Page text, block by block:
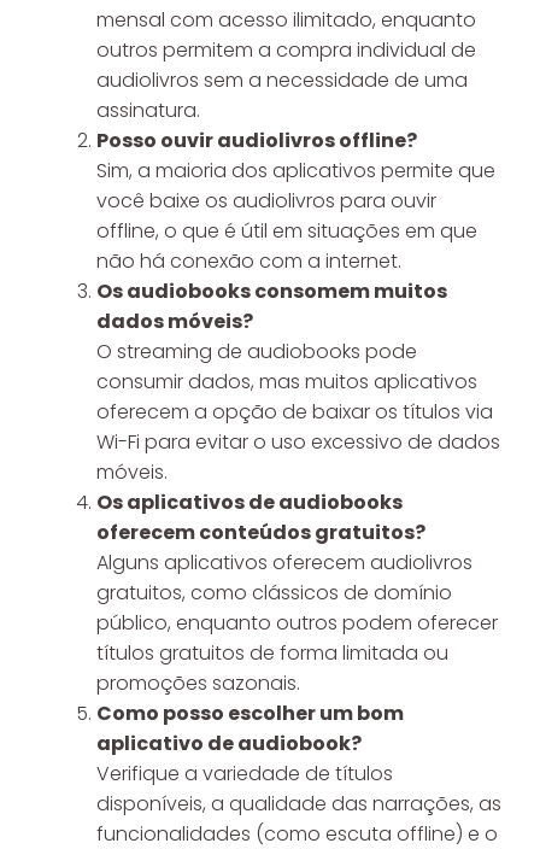
mensal com acesso ilimitado, enquanto
outros permitem a compra individual de
audiolivros sem a necessidade de uma
assinatura.
Posso ouvir audiolivros offline?
Sim, a maioria dos aplicativos permite que
você baixe os audiolivros para ouvir
offline, o que é útil em situações em que
não há conexão com a internet.
Os audiobooks consomem muitos
dados móveis?
O streaming de audiobooks pode
consumir dados, mas muitos aplicativos
oferecem a opção de baixar os títulos via
Wi-Fi para evitar o uso excessivo de dados
móveis.
Os aplicativos de audiobooks
oferecem conteúdos gratuitos?
Alguns aplicativos oferecem audiolivros
gratuitos, como clássicos de domínio
público, enquanto outros podem oferecer
títulos gratuitos de forma limitada ou
promoções sazonais.
Como posso escolher um bom
aplicativo de audiobook?
Verifique a variedade de títulos
disponíveis, a qualidade das narrações, as
funcionalidades (como escuta offline) e o